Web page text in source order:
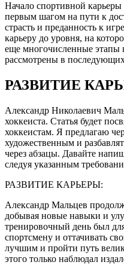
Начало спортивной
первым шагом на пути к
страсть и преданность к
карьеру до уровня, на
еще многочисленные этапы
рассмотрены в последующих
РАЗВИТИЕ
Александр Николаевич
хоккеиста. Статья будет
хоккеистам. Я предлагаю
художественным и
через абзацы. Давайте
следуя указанным
РАЗВИТИЕ КАРЬЕРЫ:
Александр Мальцев
добывая новые навыки и
тренировочный день был
спортсмену и оттачивать
лучшим и пройти путь
этого только наблюдал